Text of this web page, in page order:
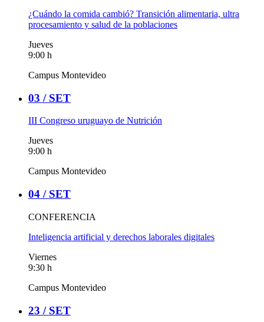
¿Cuándo la comida cambió? Transición alimentaria, ultra
procesamiento y salud de la poblaciones
Jueves
9:00 h
Campus Montevideo
03 / SET
III Congreso uruguayo de Nutrición
Jueves
9:00 h
Campus Montevideo
04 / SET
CONFERENCIA
Inteligencia artificial y derechos laborales digitales
Viernes
9:30 h
Campus Montevideo
23 / SET